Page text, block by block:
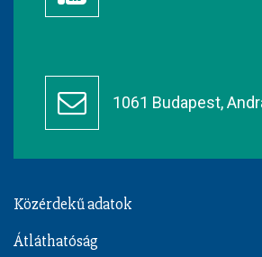
1061 Budapest,
Közérdekű adatok
Átláthatóság